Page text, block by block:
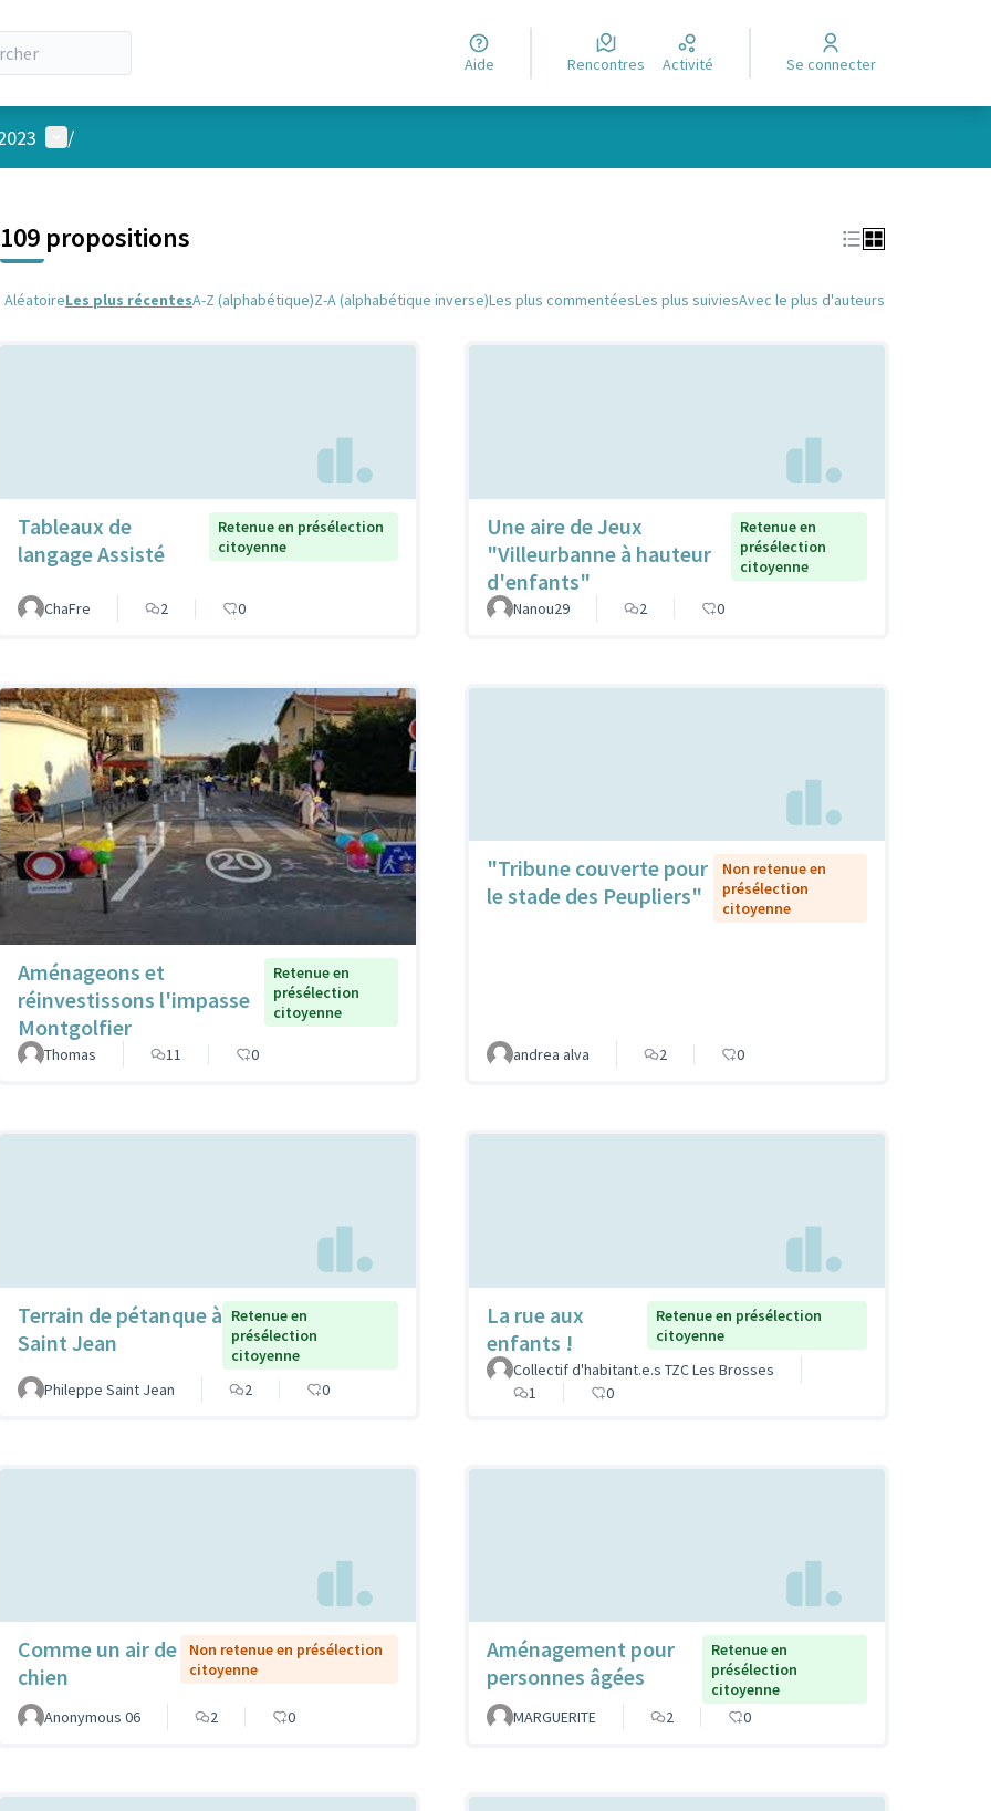
Aide Rencontres Activité Se connecter
Menu utilisateur
/
109 propositions
AléatoireLes plus récentesA-Z (alphabétique)Z-A (alphabétique inverse)Les plus commentéesLes plus suiviesAvec le plus d'auteurs
Tableaux de
langage Assisté
Retenue en présélection
citoyenne
ChaFre 2 0
Une aire de Jeux
"Villeurbanne à hauteur
d'enfants"
Retenue en
présélection
citoyenne
Nanou29 2 0
Aménageons et
réinvestissons l'impasse
Montgolfier
Retenue en
présélection
citoyenne
Thomas 11 0
"Tribune couverte pour
le stade des Peupliers"
Non retenue en
présélection
citoyenne
andrea alva 2 0
Terrain de pétanque à
Saint Jean
Retenue en
présélection
citoyenne
Phileppe Saint Jean
2 0
La rue aux
enfants !
Retenue en présélection
citoyenne
Collectif d'habitant.e.s TZC Les Brosses
1
0
Comme un air de
chien
Non retenue en présélection
citoyenne
Anonymous 06 2 0
Aménagement pour
personnes âgées
Retenue en
présélection
citoyenne
MARGUERITE
2 0